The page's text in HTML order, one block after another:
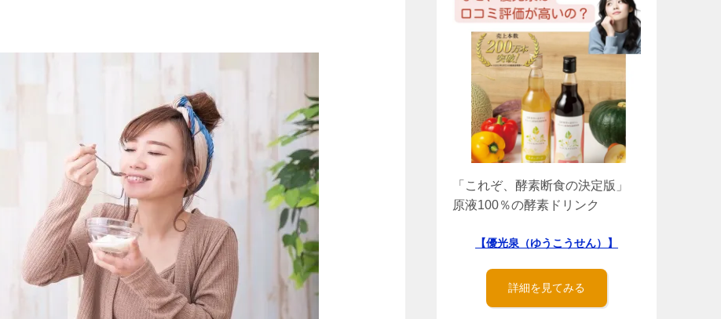
「これぞ、酵素断食の決定版」
原液100％の酵素ドリンク
【優光泉（ゆうこうせん）】
詳細を見てみる